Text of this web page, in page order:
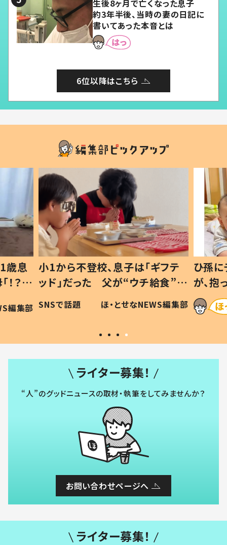
生後8ヶ月で亡くなった息子
約3年半後、当時の妻の日記に
書いてあった本音とは
6位以降はこちら
歳息
？」
編集部
小1から不登校、息子は「ギフテ
ッド」だった 父が“ウチ給食”を
作り続ける理由とは #令和の親
#令和の子
SNSで話題 ほ・とせなNEWS編集部
ひ孫
が、
「涙が
い」
ライター募集！
“人”のグッドニュースの取材・執筆をしてみませんか？
お問い合わせページへ
ライター募集！